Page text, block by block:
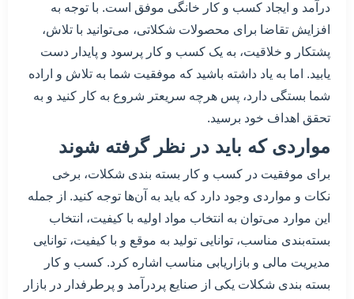
درآمد و ایجاد کسب و کار خانگی موفق است. با توجه به
افزایش تقاضا برای محصولات شکلاتی، می‌توانید با تلاش،
پشتکار و خلاقیت، به یک کسب و کار پرسود و پایدار دست
یابید. اما به یاد داشته باشید که موفقیت شما به تلاش و اراده
شما بستگی دارد، پس هرچه سریعتر شروع به کار کنید و به
تحقق اهداف خود برسید.
مواردی که باید در نظر گرفته شوند
برای موفقیت در کسب و کار بسته بندی شکلات، برخی
نکات و مواردی وجود دارد که باید به آن‌ها توجه کنید. از جمله
این موارد می‌توان به انتخاب مواد اولیه با کیفیت، انتخاب
بسته‌بندی مناسب، توانایی تولید به موقع و با کیفیت، توانایی
مدیریت مالی و بازاریابی مناسب اشاره کرد. کسب و کار
بسته بندی شکلات یکی از صنایع پردرآمد و پرطرفدار در بازار